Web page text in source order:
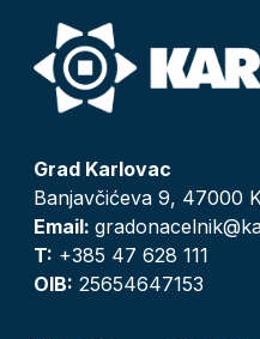
Grad Karlovac
Banjavčićeva 9, 47000
Email:
T: +385 47 628 111
OIB: 25654647153